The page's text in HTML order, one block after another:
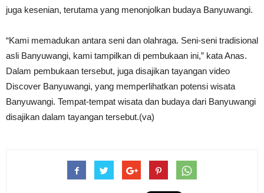
juga kesenian, terutama yang menonjolkan budaya Banyuwangi.
“Kami memadukan antara seni dan olahraga. Seni-seni tradisional
asli Banyuwangi, kami tampilkan di pembukaan ini,” kata Anas.
Dalam pembukaan tersebut, juga disajikan tayangan video
Discover Banyuwangi, yang memperlihatkan potensi wisata
Banyuwangi. Tempat-tempat wisata dan budaya dari Banyuwangi
disajikan dalam tayangan tersebut.(va)